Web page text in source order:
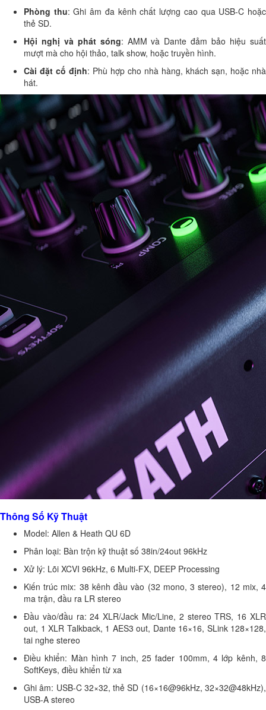
Phòng thu: Ghi âm đa kênh chất lượng cao qua USB-C hoặc
thẻ SD.
Hội nghị và phát sóng: AMM và Dante đảm bảo hiệu suất
mượt mà cho hội thảo, talk show, hoặc truyền hình.
Cài đặt cố định: Phù hợp cho nhà hàng, khách sạn, hoặc nhà
hát.
Thông Số Kỹ Thuật
Model: Allen & Heath QU 6D
Phân loại: Bàn trộn kỹ thuật số 38in/24out 96kHz
Xử lý: Lõi XCVI 96kHz, 6 Multi-FX, DEEP Processing
Kiến trúc mix: 38 kênh đầu vào (32 mono, 3 stereo), 12 mix, 4
ma trận, đầu ra LR stereo
Đầu vào/đầu ra: 24 XLR/Jack Mic/Line, 2 stereo TRS, 16 XLR
out, 1 XLR Talkback, 1 AES3 out, Dante 16×16, SLink 128×128,
tai nghe stereo
Điều khiển: Màn hình 7 inch, 25 fader 100mm, 4 lớp kênh, 8
SoftKeys, điều khiển từ xa
Ghi âm: USB-C 32×32, thẻ SD (16×16@96kHz, 32×32@48kHz),
USB-A stereo